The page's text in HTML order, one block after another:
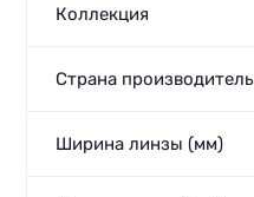
Коллекция
Страна производитель
Ширина линзы (мм)